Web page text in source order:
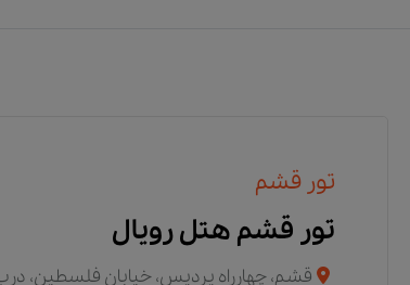
تور قشم
تور قشم هتل رویال
قشم، چهارراه پردیس، خیابان فلسطین، درب